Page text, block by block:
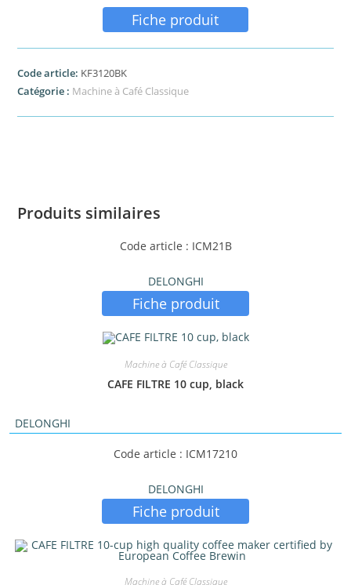
Fiche produit
Code article: KF3120BK
Catégorie : Machine à Café Classique
Produits similaires
Code article : ICM21B
DELONGHI
Fiche produit
Machine à Café Classique
CAFE FILTRE 10 cup, black
DELONGHI
Code article : ICM17210
DELONGHI
Fiche produit
Machine à Café Classique